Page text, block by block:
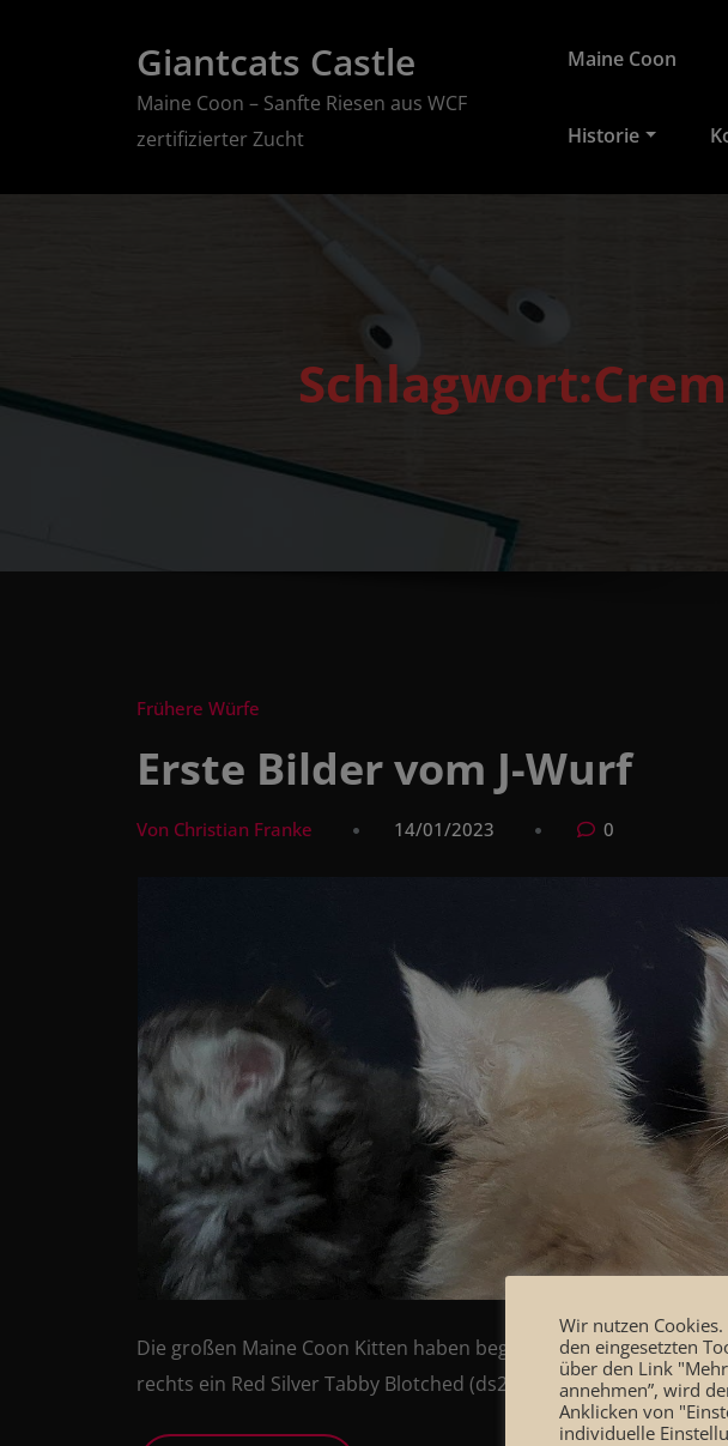
Giantcats Castle
Maine Coon – Sanfte Riesen aus WCF
zertifizierter Zucht
Maine Coon
Historie
Frühere Würfe
Erste Bilder vom J-Wurf
Von Christian Franke 14/01/2023 0
Die großen Maine Coon Kitten haben begonnen das Zimmer zu
rechts ein Red Silver Tabby Blotched (ds22) Maine Coon Kitten -
Wir nutzen
den eingesetzten
über den Link
annehmen”, wird
Anklicken von
individuelle